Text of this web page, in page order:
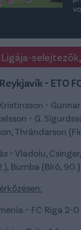
- ETO
Kristinsson -
- G.
Thrándarson
- Vladoiu,
Bumba (Bíró,
- FC Riga 2-0